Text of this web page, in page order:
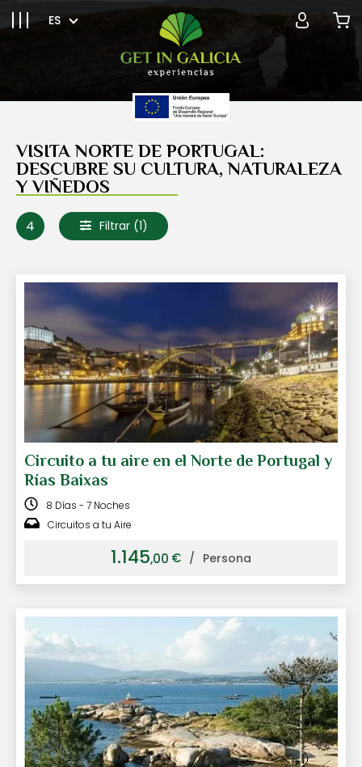
ES
VISITA NORTE DE PORTUGAL:
DESCUBRE SU CULTURA, NATURALEZA
Y VIÑEDOS
4 Filtrar (1)
Circuito a tu aire en el Norte de Portugal y
Rías Baixas
8 Días - 7 Noches
Circuitos a tu Aire
1.145,00 € / Persona